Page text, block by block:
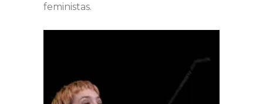
feministas.